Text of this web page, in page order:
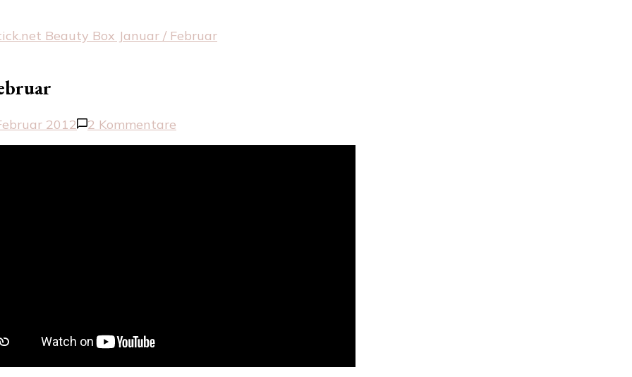
Beauty Box Januar / Februar
2012 2 Kommentare